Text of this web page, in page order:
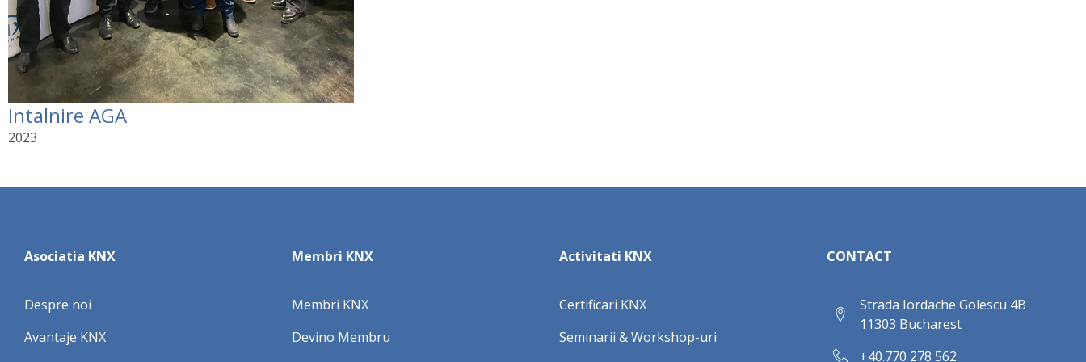
Intalnire AGA
2023
Asociatia KNX
Despre noi
Avantaje KNX
Membri KNX
Membri KNX
Devino Membru
Activitati KNX
Certificari KNX
Seminarii & Workshop-uri
CONTACT
Strada Iordache Golescu 4B
11303 Bucharest
+40.770 278 562